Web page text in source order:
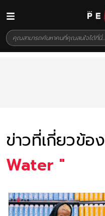
ข่าวที่เกี่ยวข้อ
Water "